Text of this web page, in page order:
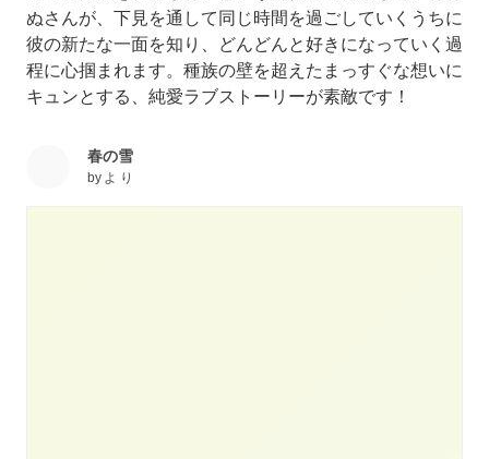
ぬさんが、下見を通して同じ時間を過ごしていくうちに
彼の新たな一面を知り、どんどんと好きになっていく過
程に心掴まれます。種族の壁を超えたまっすぐな想いに
キュンとする、純愛ラブストーリーが素敵です！
春の雪
by よ り